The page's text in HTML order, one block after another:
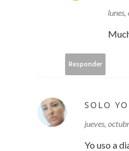
Responder
SOLO YO
jueves,
Yo uso a